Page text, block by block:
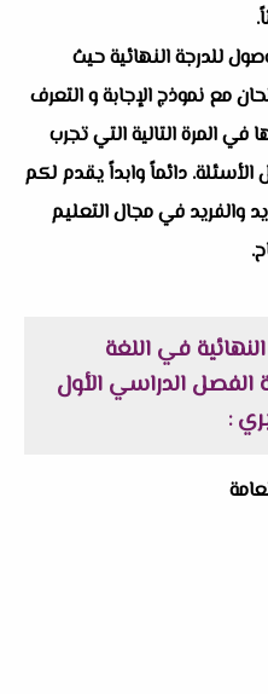
للدرجة النهائية حيث
مع نموذج الإجابة و التعرف
المرة التالية التي تجرب
الأسئلة. دائماً وابداً يقدم لكم
والفريد في مجال التعليم
في اللغة
الفصل الدراسي الأول
: